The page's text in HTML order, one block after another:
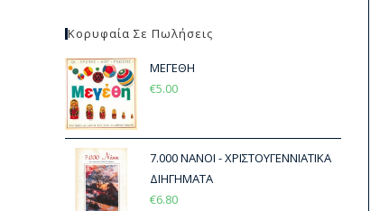
Κορυφαία Σε Πωλήσεις
ΜΕΓΕΘΗ
€5.00
7.000 ΝΑΝΟΙ - ΧΡΙΣΤΟΥΓΕΝΝΙΑΤΙΚΑ
ΔΙΗΓΗΜΑΤΑ
€6.80